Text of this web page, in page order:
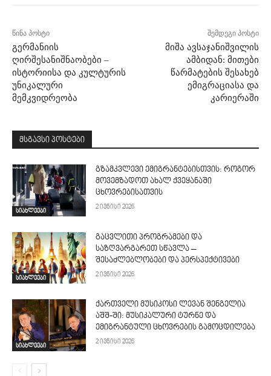
წინა პოსტი
გერმანიის
ღირშესანიშნაობები –
ისტორიისა და კულტურის
უნიკალური
მემკვიდრეობა
შემდეგი პოსტი
მიშა ავსაჯანიშვილის
ამბიდან: მითები
წარმატების შესახებ
ემიგრაციასა და
კარიერაში
მსგავსი პოსტები
სიახლეები
გზამკვლევი ემიგრანტებისთვის: როგორ
მოვემზადოთ ახალ ქვეყანაში
ცხოვრებისათვის
2 ივნისი 2026
სიახლეები
გაცვლითი პროგრამები და
საზღვარგარეთ სწავლა –
შესაძლებლობები და პერსპექტივები
2 ივნისი 2026
სიახლეები
ქართველი მუსიკოსი ლევან შენგელია
აშშ-ში: მუსიკალური ტურნე და
ემიგრანტული ცხოვრების გამოცდილება
2 ივნისი 2026